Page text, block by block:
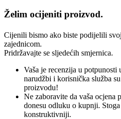
Želim ocijeniti proizvod.
Cijenili bismo ako biste podijelili
zajednicom.
Pridržavajte se sljedećih smjernica.
Vaša je recenzija u potpunosti
narudžbi i korisnička služba
proizvodu!
Ne zaboravite da vaša ocjena
donesu odluku o kupnji.
konstruktivniji.